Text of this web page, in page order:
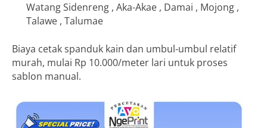
Watang Sidenreng , Aka-Akae , Damai , Mojong ,
Talawe , Talumae
Biaya cetak spanduk kain dan umbul-umbul relatif
murah, mulai Rp 10.000/meter lari untuk proses
sablon manual.